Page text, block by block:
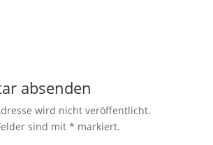
absenden
wird nicht veröffentlicht.
sind mit * markiert.